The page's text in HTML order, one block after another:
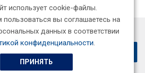
и акции:
использует cookie-файлы.
вы соглашаетесь на
данных в соответствии
конфиденциальности.
ПРИНЯТЬ